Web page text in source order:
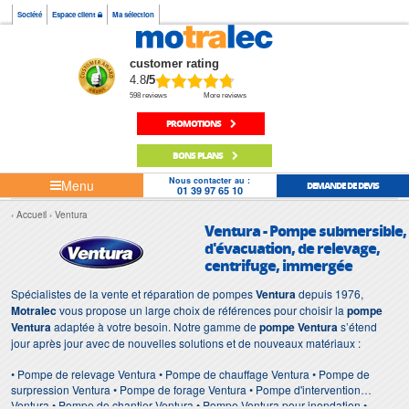
Société Espace client Ma sélection
customer rating
4.8/5
598 reviews More reviews
PROMOTIONS
BONS PLANS
Menu Nous contacter au :
01 39 97 65 10 DEMANDE DE DEVIS
Accueil Ventura
Ventura - Pompe submersible,
d'évacuation, de relevage,
centrifuge, immergée
Spécialistes de la vente et réparation de pompesVenturadepuis 1976,
Motralecvous propose un large choix de références pour choisir la pompe
Venturaadaptée à votre besoin. Notre gamme depompe Venturas’étend
jour après jour avec de nouvelles solutions et de nouveaux matériaux :
• Pompe de relevage Ventura • Pompe de chauffage Ventura • Pompe de
surpression Ventura • Pompe de forage Ventura • Pompe d'intervention
Ventura • Pompe de chantier Ventura • Pompe Ventura pour inondation •